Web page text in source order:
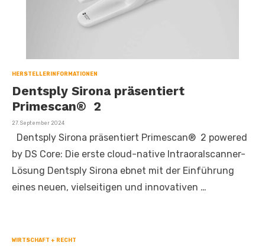
HERSTELLERINFORMATIONEN
Dentsply Sirona präsentiert
Primescan® 2
Veröffentlicht
27. September 2024
Dentsply Sirona präsentiert Primescan® 2 powered
by DS Core: Die erste cloud-native Intraoralscanner-
Lösung Dentsply Sirona ebnet mit der Einführung
eines neuen, vielseitigen und innovativen …
WIRTSCHAFT + RECHT